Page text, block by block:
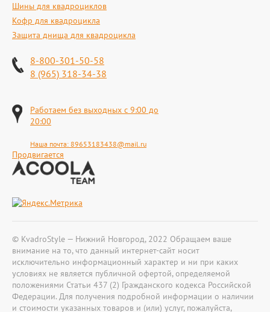
Шины для квадроциклов
Кофр для квадроцикла
Защита днища для квадроцикла
8-800-301-50-58
8 (965) 318-34-38
Работаем без выходных с 9:00 до
20:00
Наша почта: 89653183438@mail.ru
Продвигается
© KvadroStyle — Нижний Новгород, 2022 Обращаем ваше
внимание на то, что данный интернет-сайт носит
исключительно информационный характер и ни при каких
условиях не является публичной офертой, определяемой
положениями Статьи 437 (2) Гражданского кодекса Российской
Федерации. Для получения подробной информации о наличии
и стоимости указанных товаров и (или) услуг, пожалуйста,